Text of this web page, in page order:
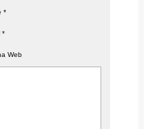
*
*
Web